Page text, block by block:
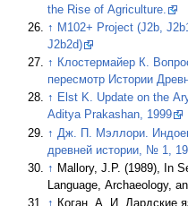
the Rise of Agriculture.
↑ M102+ Project (J2b,
J2b2d)
↑ Клостермайер К.
пересмотр Истории
↑ Elst K. Update on the
Aditya Prakashan, 1999
↑ Дж. П. Мэллори.
древней истории, № 1,
↑ Mallory, J.P. (1989), In
Language, Archaeology,
↑ Коган, А. И. Дардские